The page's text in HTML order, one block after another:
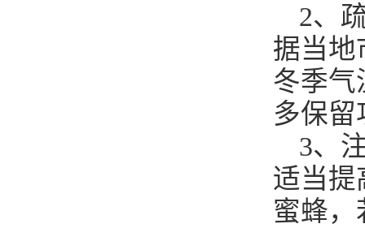
2、
据当地
冬季气
多保留
3、
适当提
蜜蜂，